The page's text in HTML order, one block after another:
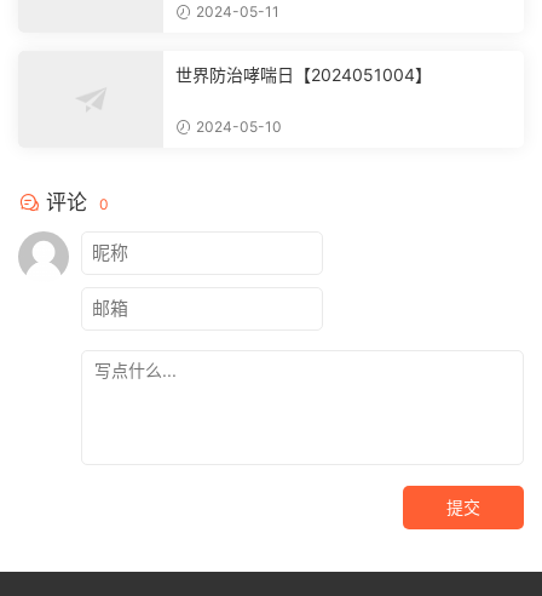
2024-05-11
世界防治哮喘日【2024051004】
2024-05-10
评论 0
提交